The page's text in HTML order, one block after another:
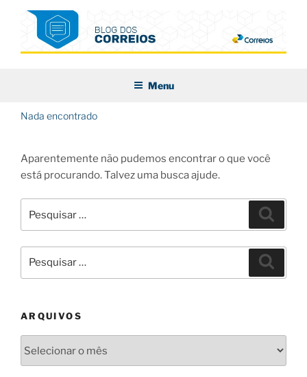
conteúdo
Menu
Nada encontrado
Aparentemente não pudemos encontrar o que você
está procurando. Talvez uma busca ajude.
por:
por:
ARQUIVOS